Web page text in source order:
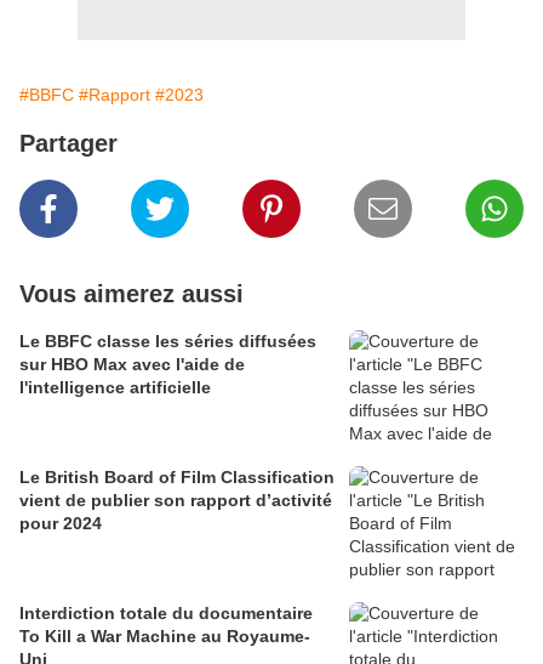
#BBFC #Rapport #2023
Partager
Vous aimerez aussi
Le BBFC classe les séries diffusées
sur HBO Max avec l'aide de
l'intelligence artificielle
Le British Board of Film Classification
vient de publier son rapport d’activité
pour 2024
Interdiction totale du documentaire
To Kill a War Machine au Royaume-
Uni